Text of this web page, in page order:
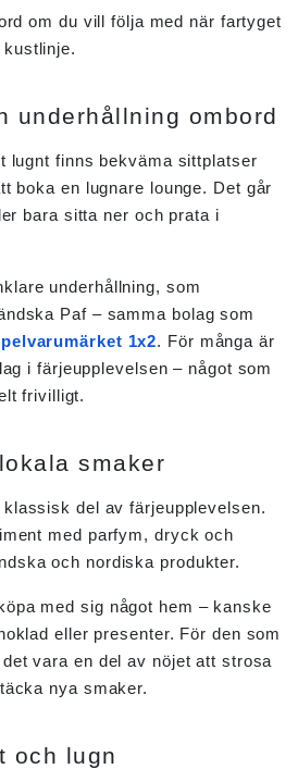
om du vill följa med när fartyget
kustlinje.
underhållning ombord
lugnt finns bekväma sittplatser
boka en lugnare lounge. Det går
bara sitta ner och prata i
underhållning, som
Paf – samma bolag som
1x2. För många är
i färjeupplevelsen – något som
frivilligt.
smaker
del av färjeupplevelsen.
med parfym, dryck och
och nordiska produkter.
med sig något hem – kanske
eller presenter. För den som
vara en del av nöjet att strosa
nya smaker.
och lugn